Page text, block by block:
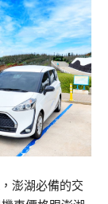
澎湖必備的交